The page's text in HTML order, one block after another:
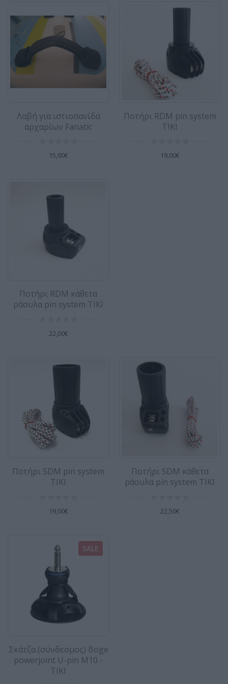
SALE Σκάτζα (σύνδεσμος) Boge powerjoint U-
pin M10 - TIKI
Σύνδεσμος Power joint BOGE - TIKI Σκάτζα /
Σύνδεσμος / Βάση για την ένωση του πανιού
69,00€ 55,00€
Σύνδεσμος / Βάση για την ένωση του πανιού
42,00€
Dynafiber
Σύνδεσμος Tendon joint U-pin Dynafiber
59,00€
Σχοινί τριμαρίσματος 4mm Κίτρινο / με
το μέτρο - Liros
Liros Surf Rope 4mm Αυτό το σχοινί έχει
υψηλή αντοχή στην τριβή, χαμηλό βάρος και
διασπάται εύκολ..
Σχοινιά κρεμαστικού σετ Fix Μπλε
SIDEON
σχοινί και αξιόπιστο που θα κάνει την εμπειρία
σας στο..
30,00€
Σχοινιά κρεμαστικού σετ ρυθμιζόμενα
Σχοινιά κρεμαστικού σετ ρυθμιζόμενα με
μεταλλική πόρπη Ρυθμιζόμενα σχοινιά
κρεμαστικού ..
Λαβή για ιστιοσανίδα
αρχαρίων Fanatic
15,00€
Ποτήρι RDM pin system
TIKI
19,00€
Ποτήρι RDM κάθετα
ράουλα pin system TIKI
22,00€
Ποτήρι SDM pin system
TIKI
19,00€
Ποτήρι SDM κάθετα
ράουλα pin system TIKI
22,50€
SALE
Σκάτζα (σύνδεσμος) Boge
powerjoint U-pin M10 -
TIKI